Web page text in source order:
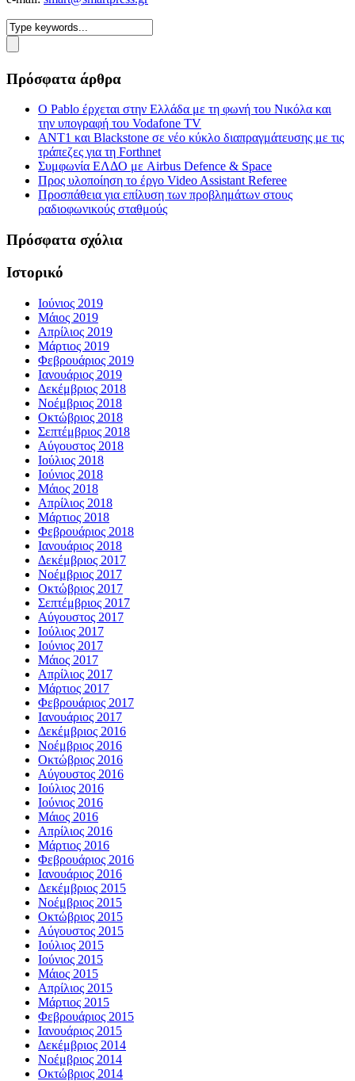
Πρόσφατα άρθρα
Ο Pablo έρχεται στην Ελλάδα με τη φωνή του Νικόλα και
την υπογραφή του Vodafone TV
ΑΝΤ1 και Blackstone σε νέο κύκλο διαπραγμάτευσης με τις
τράπεζες για τη Forthnet
Συμφωνία ΕΛΔΟ με Airbus Defence & Space
Προς υλοποίηση το έργο Video Assistant Referee
Προσπάθεια για επίλυση των προβλημάτων στους
ραδιοφωνικούς σταθμούς
Πρόσφατα σχόλια
Ιστορικό
Ιούνιος 2019
Μάιος 2019
Απρίλιος 2019
Μάρτιος 2019
Φεβρουάριος 2019
Ιανουάριος 2019
Δεκέμβριος 2018
Νοέμβριος 2018
Οκτώβριος 2018
Σεπτέμβριος 2018
Αύγουστος 2018
Ιούλιος 2018
Ιούνιος 2018
Μάιος 2018
Απρίλιος 2018
Μάρτιος 2018
Φεβρουάριος 2018
Ιανουάριος 2018
Δεκέμβριος 2017
Νοέμβριος 2017
Οκτώβριος 2017
Σεπτέμβριος 2017
Αύγουστος 2017
Ιούλιος 2017
Ιούνιος 2017
Μάιος 2017
Απρίλιος 2017
Μάρτιος 2017
Φεβρουάριος 2017
Ιανουάριος 2017
Δεκέμβριος 2016
Νοέμβριος 2016
Οκτώβριος 2016
Αύγουστος 2016
Ιούλιος 2016
Ιούνιος 2016
Μάιος 2016
Απρίλιος 2016
Μάρτιος 2016
Φεβρουάριος 2016
Ιανουάριος 2016
Δεκέμβριος 2015
Νοέμβριος 2015
Οκτώβριος 2015
Αύγουστος 2015
Ιούλιος 2015
Ιούνιος 2015
Μάιος 2015
Απρίλιος 2015
Μάρτιος 2015
Φεβρουάριος 2015
Ιανουάριος 2015
Δεκέμβριος 2014
Νοέμβριος 2014
Οκτώβριος 2014